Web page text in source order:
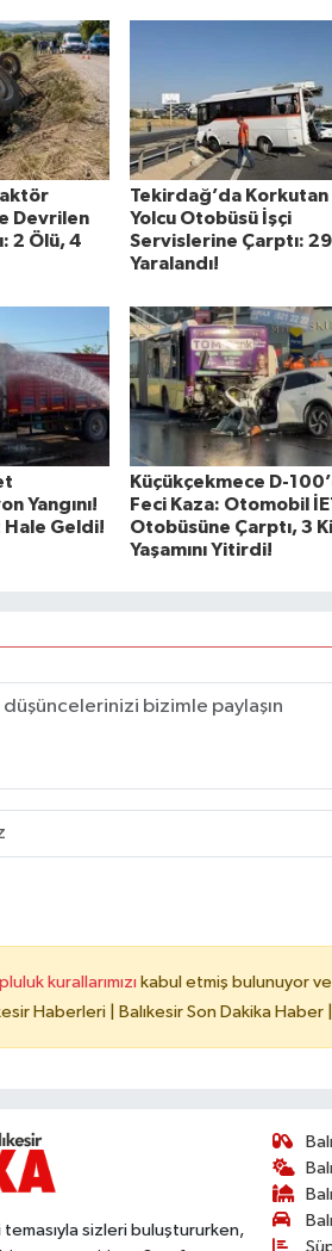
Devrilen
2 Ölü, 4
Tekirdağ’da Korkutan
Yolcu Otobüsü İşçi
Servislerine Çarptı:
Yaralandı!
Yangını!
Hale Geldi!
Küçükçekmece D-
Feci Kaza: Otomobil
Otobüsüne Çarptı, 3
Yaşamını Yitirdi!
kurallarımızı kabul etmiş bulunuyor
Haberleri | Balıkesir Son Dakika
sizleri buluştururken,